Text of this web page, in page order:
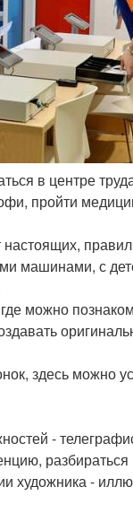
в центре
пройти
машинами, с
можно
здесь можно
-
художника -